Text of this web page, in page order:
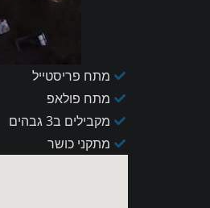
מתח פריסטייל
מתח פולאפ
מקבילים ב3 גבהים
מתקני כושר